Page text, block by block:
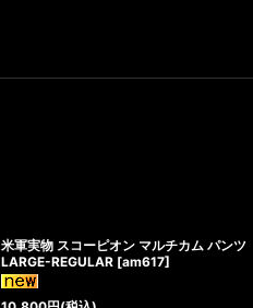
米軍実物 スコーピオン マルチカム パンツ
LARGE-REGULAR [am617]